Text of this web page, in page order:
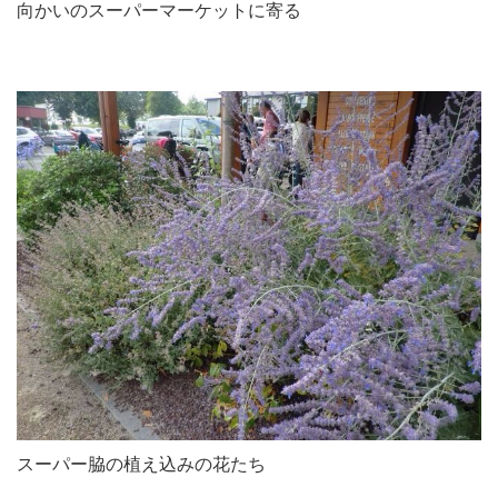
向かいのスーパーマーケットに寄る
スーパー脇の植え込みの花たち